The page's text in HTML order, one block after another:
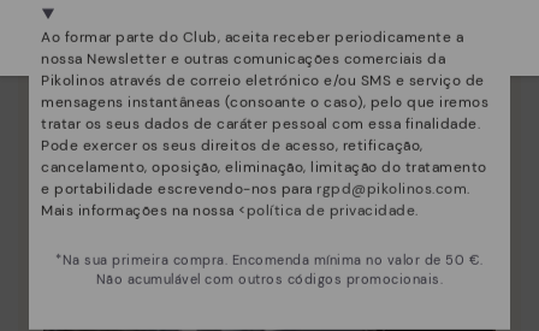
Ao formar parte do Club, aceita receber periodicamente a
nossa Newsletter e outras comunicações comerciais da
Pikolinos através de correio eletrónico e/ou SMS e serviço de
mensagens instantâneas (consoante o caso), pelo que iremos
tratar os seus dados de caráter pessoal com essa finalidade.
Pode exercer os seus direitos de acesso, retificação,
cancelamento, oposição, eliminação, limitação do tratamento
e portabilidade escrevendo-nos para rgpd@pikolinos.com.
Mais informações na nossa <política de privacidade.
*Na sua primeira compra. Encomenda mínima no valor de 50 €.
Não acumulável com outros códigos promocionais.